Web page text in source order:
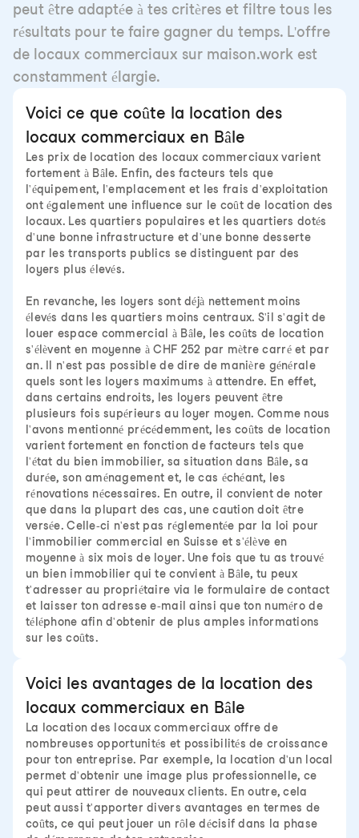
peut être adaptée à tes critères et filtre tous les
résultats pour te faire gagner du temps. L'offre
de locaux commerciaux sur maison.work est
constamment élargie.
Voici ce que coûte la location des
locaux commerciaux en Bâle
Les prix de location des locaux commerciaux varient
fortement à Bâle. Enfin, des facteurs tels que
l'équipement, l'emplacement et les frais d'exploitation
ont également une influence sur le coût de location des
locaux. Les quartiers populaires et les quartiers dotés
d'une bonne infrastructure et d'une bonne desserte
par les transports publics se distinguent par des
loyers plus élevés.
En revanche, les loyers sont déjà nettement moins
élevés dans les quartiers moins centraux. S'il s'agit de
louer espace commercial à Bâle, les coûts de location
s'élèvent en moyenne à CHF 252 par mètre carré et par
an. Il n'est pas possible de dire de manière générale
quels sont les loyers maximums à attendre. En effet,
dans certains endroits, les loyers peuvent être
plusieurs fois supérieurs au loyer moyen. Comme nous
l'avons mentionné précédemment, les coûts de location
varient fortement en fonction de facteurs tels que
l'état du bien immobilier, sa situation dans Bâle, sa
durée, son aménagement et, le cas échéant, les
rénovations nécessaires. En outre, il convient de noter
que dans la plupart des cas, une caution doit être
versée. Celle-ci n'est pas réglementée par la loi pour
l'immobilier commercial en Suisse et s'élève en
moyenne à six mois de loyer. Une fois que tu as trouvé
un bien immobilier qui te convient à Bâle, tu peux
t'adresser au propriétaire via le formulaire de contact
et laisser ton adresse e-mail ainsi que ton numéro de
téléphone afin d'obtenir de plus amples informations
sur les coûts.
Voici les avantages de la location des
locaux commerciaux en Bâle
La location des locaux commerciaux offre de
nombreuses opportunités et possibilités de croissance
pour ton entreprise. Par exemple, la location d'un local
permet d'obtenir une image plus professionnelle, ce
qui peut attirer de nouveaux clients. En outre, cela
peut aussi t'apporter divers avantages en termes de
coûts, ce qui peut jouer un rôle décisif dans la phase